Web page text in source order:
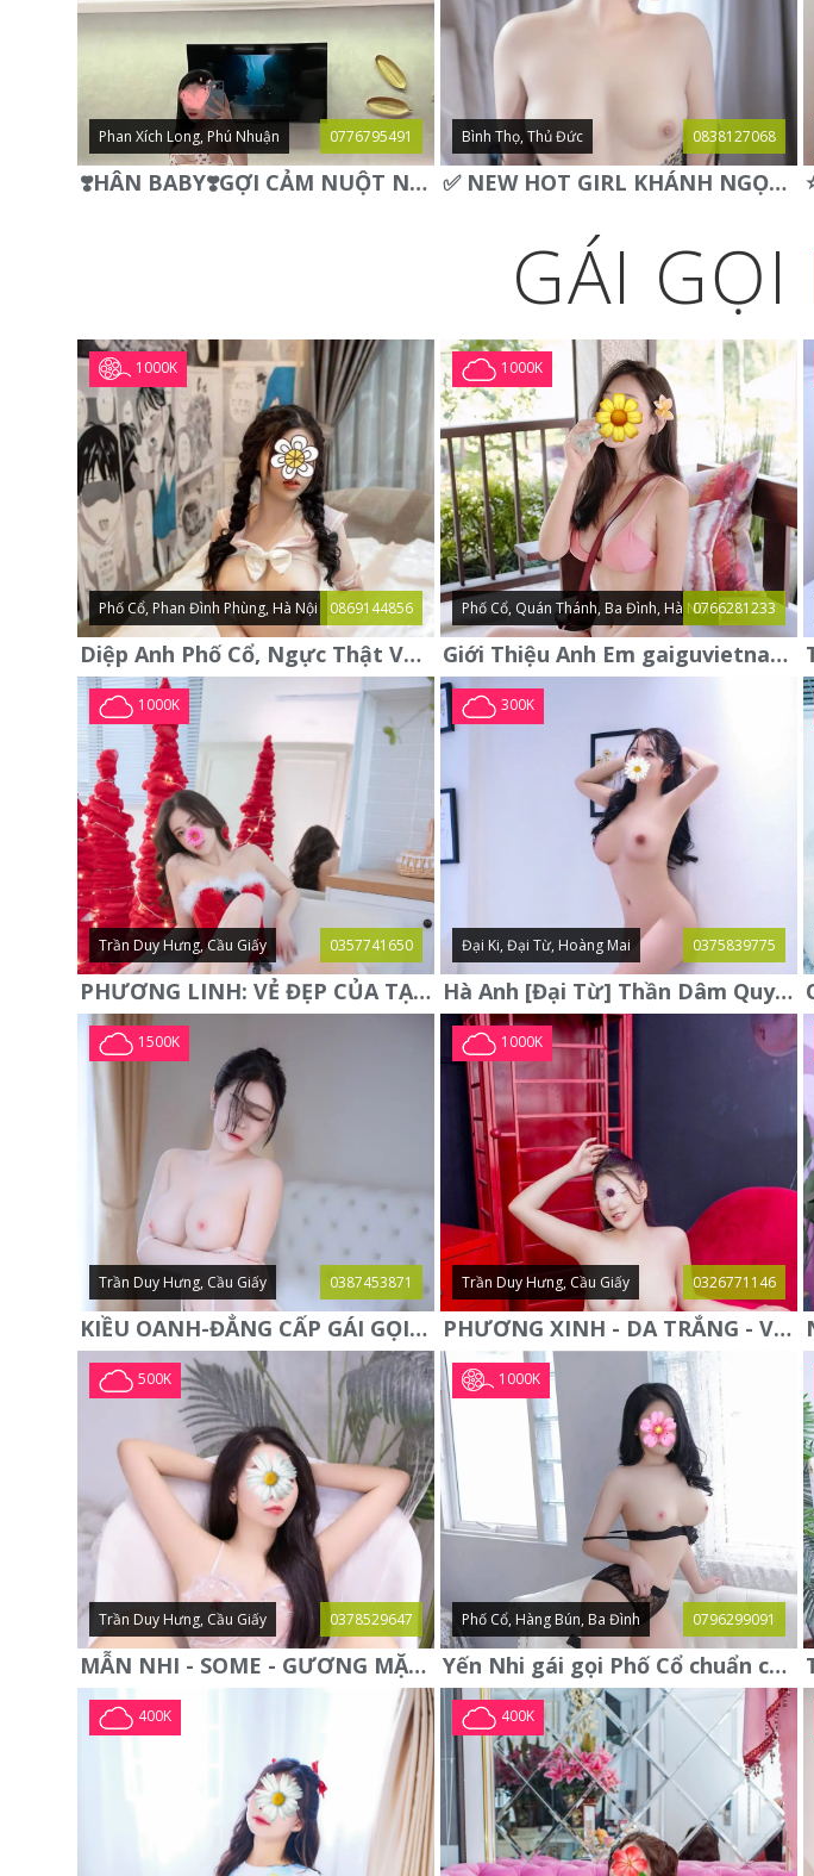
Phan Xích Long, Phú Nhuận 0776795491
❣️HÂN BABY❣️GỢI CẢM NUỘT NÀ DÁNG SON XINH XINH QUYẾN RŨ
Bình Thọ, Thủ Đức 0838127068
✅ NEW HOT GIRL KHÁNH NGỌC ✅ BODY CỰC NGON NÓNG
GÁI GỌI
1000K
Phố Cổ, Phan Đình Phùng, Hà Nội 0869144856
Diệp Anh Phố Cổ, Ngực Thật Vú To Thơm Tho Quyến Rũ
1000K
Phố Cổ, Quán Thánh, Ba Đình, Hà Nội0766281233
Giới Thiệu Anh Em gaiguvietnam.com Em Gái Gọi Cao Cấp Mới
1000K
Trần Duy Hưng, Cầu Giấy 0357741650
PHƯƠNG LINH: VẺ ĐẸP CỦA TẠO HÓA, XINH ĐẸP, SEXY, QUYỄN RŨ
300K
Đại Ki, Đại Từ, Hoàng Mai 0375839775
Hà Anh [Đại Từ] Thần Dâm Quyến Rũ Gợi Cảm - Ngực To Body Mượt
1500K
Trần Duy Hưng, Cầu Giấy 0387453871
KIỀU OANH-ĐẲNG CẤP GÁI GỌI XINH SANG-NGOAN NGOÃN
1000K
Trần Duy Hưng, Cầu Giấy 0326771146
PHƯƠNG XINH - DA TRẮNG - VÚ TO - DÁNG ĐẸP - NGON
500K
Trần Duy Hưng, Cầu Giấy 0378529647
MẪN NHI - SOME - GƯƠNG MẶT XINH XẮN -CỰC CHIỀU KHÁCH
1000K
Phố Cổ, Hàng Bún, Ba Đình 0796299091
Yến Nhi gái gọi Phố Cổ chuẩn chất ngon ngoan xinh yêu lần đầu lên
400K 400K